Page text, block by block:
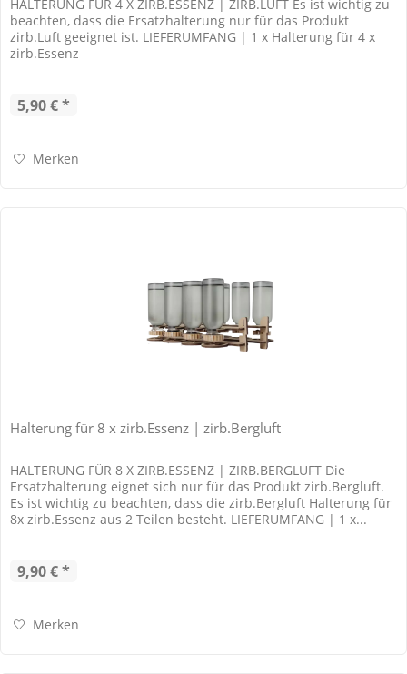
HALTERUNG FÜR 4 X ZIRB.ESSENZ | ZIRB.LUFT Es ist wichtig zu
beachten, dass die Ersatzhalterung nur für das Produkt
zirb.Luft geeignet ist. LIEFERUMFANG | 1 x Halterung für 4 x
zirb.Essenz
5,90 € *
Merken
Halterung für 8 x zirb.Essenz | zirb.Bergluft
HALTERUNG FÜR 8 X ZIRB.ESSENZ | ZIRB.BERGLUFT Die
Ersatzhalterung eignet sich nur für das Produkt zirb.Bergluft.
Es ist wichtig zu beachten, dass die zirb.Bergluft Halterung für
8x zirb.Essenz aus 2 Teilen besteht. LIEFERUMFANG | 1 x...
9,90 € *
Merken